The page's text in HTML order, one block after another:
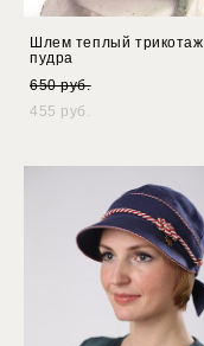
Шлем теплый трикотаж
пудра
650 pуб.
455 pуб.